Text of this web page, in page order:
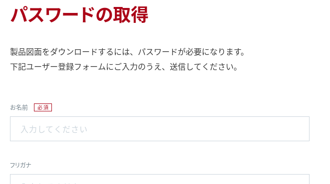
パスワードの取得
製品図面をダウンロードするには、パスワードが必要になります。
下記ユーザー登録フォームにご入力のうえ、送信してください。
お名前
フリガナ